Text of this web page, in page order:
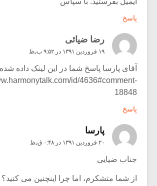
پاسخ
رضا ضیائی
۱۹ فروردین ۱۳۹۱ در ۹:۵۲ ب٫ظ
آقای پارسا پاسخ شما در این لینک داده
id/4636#comment-
18848
پاسخ
پارسا
۲۰ فروردین ۱۳۹۱ در ۰:۴۸ ق٫ظ
جناب ضیایی
از شما متشکرم، اما چرا اینچنین می کنید؟